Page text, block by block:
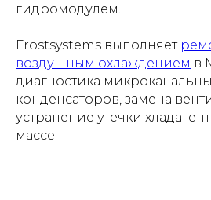
гидромодулем.
Frostsystems выполняет
воздушным охлаждением в
диагностика
конденсаторов, замена
устранение утечки
массе.